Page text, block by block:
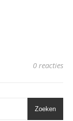
0 reacties
Zoeken